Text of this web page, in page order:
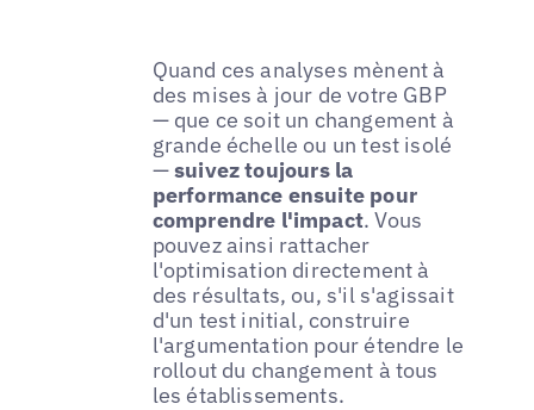
Quand ces analyses mènent à
des mises à jour de votre GBP
— que ce soit un changement à
grande échelle ou un test isolé
—suivez toujours la
performance ensuite pour
comprendre l'impact. Vous
pouvez ainsi rattacher
l'optimisation directement à
des résultats, ou, s'il s'agissait
d'un test initial, construire
l'argumentation pour étendre le
rollout du changement à tous
les établissements.